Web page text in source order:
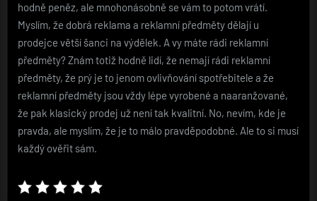
hodně peněz, ale mnohonásobně se vám to potom vrátí.
Myslím, že dobrá reklama a reklamní předměty dělají u
prodejce větší šanci na výdělek. A vy máte rádi reklamní
předměty? Znám totiž hodně lidí, že nemají rádi reklamní
předměty, že prý je to jenom ovlivňování spotřebitele a že
reklamní předměty jsou vždy lépe vyrobené a naaranžované,
že pak klasický prodej už není tak kvalitní. No, nevím, kde je
pravda, ale myslím, že je to málo pravděpodobné. Ale to si musí
každý ověřit sám.